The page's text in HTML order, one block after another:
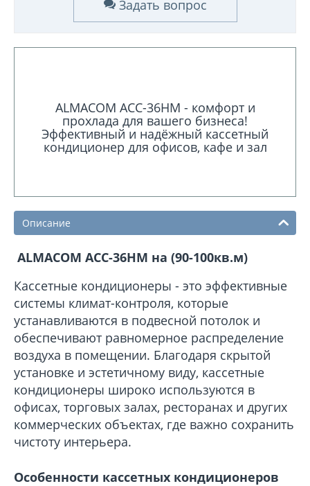
Задать вопрос
ALMACOM ACC-36HM - комфорт и
прохлада для вашего бизнеса!
Эффективный и надёжный кассетный
кондиционер для офисов, кафе и зал
Описание
ALMACOM ACC-36HM на (90-100кв.м)
Кассетные кондиционеры - это эффективные
системы климат-контроля, которые
устанавливаются в подвесной потолок и
обеспечивают равномерное распределение
воздуха в помещении. Благодаря скрытой
установке и эстетичному виду, кассетные
кондиционеры широко используются в
офисах, торговых залах, ресторанах и других
коммерческих объектах, где важно сохранить
чистоту интерьера.
Особенности кассетных кондиционеров